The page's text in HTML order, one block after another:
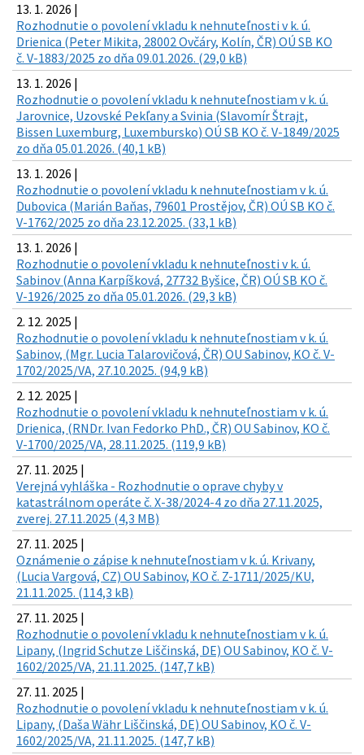
13. 1. 2026 |
Rozhodnutie o povolení vkladu k nehnuteľnosti v k. ú.
Drienica (Peter Mikita, 28002 Ovčáry, Kolín, ČR) OÚ SB KO
č. V-1883/2025 zo dňa 09.01.2026. (29,0 kB)
13. 1. 2026 |
Rozhodnutie o povolení vkladu k nehnuteľnostiam v k. ú.
Jarovnice, Uzovské Pekľany a Svinia (Slavomír Štrajt,
Bissen Luxemburg, Luxembursko) OÚ SB KO č. V-1849/2025
zo dňa 05.01.2026. (40,1 kB)
13. 1. 2026 |
Rozhodnutie o povolení vkladu k nehnuteľnostiam v k. ú.
Dubovica (Marián Baňas, 79601 Prostějov, ČR) OÚ SB KO č.
V-1762/2025 zo dňa 23.12.2025. (33,1 kB)
13. 1. 2026 |
Rozhodnutie o povolení vkladu k nehnuteľnosti v k. ú.
Sabinov (Anna Karpíšková, 27732 Byšice, ČR) OÚ SB KO č.
V-1926/2025 zo dňa 05.01.2026. (29,3 kB)
2. 12. 2025 |
Rozhodnutie o povolení vkladu k nehnuteľnostiam v k. ú.
Sabinov, (Mgr. Lucia Talarovičová, ČR) OU Sabinov, KO č. V-
1702/2025/VA, 27.10.2025. (94,9 kB)
2. 12. 2025 |
Rozhodnutie o povolení vkladu k nehnuteľnostiam v k. ú.
Drienica, (RNDr. Ivan Fedorko PhD., ČR) OU Sabinov, KO č.
V-1700/2025/VA, 28.11.2025. (119,9 kB)
27. 11. 2025 |
Verejná vyhláška - Rozhodnutie o oprave chyby v
katastrálnom operáte č. X-38/2024-4 zo dňa 27.11.2025,
zverej. 27.11.2025 (4,3 MB)
27. 11. 2025 |
Oznámenie o zápise k nehnuteľnostiam v k. ú. Krivany,
(Lucia Vargová, CZ) OU Sabinov, KO č. Z-1711/2025/KU,
21.11.2025. (114,3 kB)
27. 11. 2025 |
Rozhodnutie o povolení vkladu k nehnuteľnostiam v k. ú.
Lipany, (Ingrid Schutze Liščinská, DE) OU Sabinov, KO č. V-
1602/2025/VA, 21.11.2025. (147,7 kB)
27. 11. 2025 |
Rozhodnutie o povolení vkladu k nehnuteľnostiam v k. ú.
Lipany, (Daša Währ Liščinská, DE) OU Sabinov, KO č. V-
1602/2025/VA, 21.11.2025. (147,7 kB)